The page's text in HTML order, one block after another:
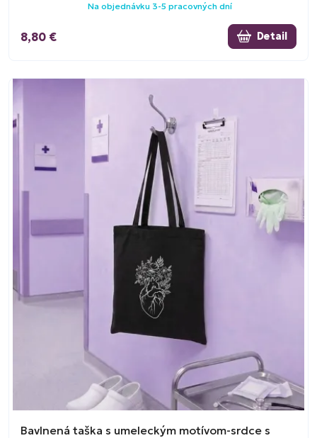
Na objednávku 3-5 pracovných dní
8,80 € Detail
Bavlnená taška s umeleckým motívom-srdce s